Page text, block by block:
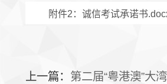
附件2：诚信考试承诺书
上一篇： 第二届“粤港澳”大